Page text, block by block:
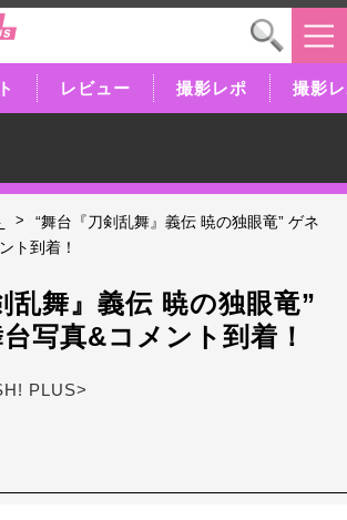
レビュー 撮影レポ 撮影
>
“舞台『刀剣乱舞』義伝 暁の独眼竜” ゲネ
ト到着！
乱舞』義伝 暁の独眼竜”
写真&コメント到着！
PLUS>